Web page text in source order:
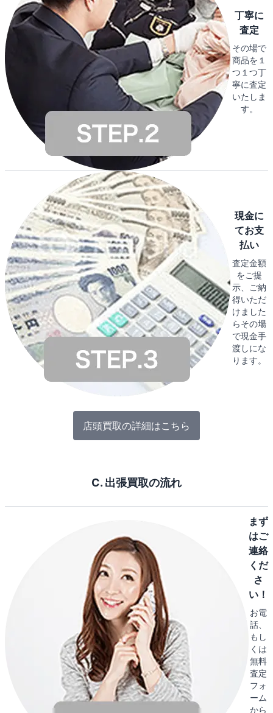
丁寧に
査定
その場で
商品を１
つ１つ丁
寧に査定
いたしま
す。
現金に
てお支
払い
査定金額
をご提
示、ご納
得いただ
けました
らその場
で現金手
渡しにな
ります。
店頭買取の詳細はこちら
C. 出張買取の流れ
まず
はご
連絡
くだ
さ
い！
お電
話、
もし
くは
無料
査定
フォ
ーム
から